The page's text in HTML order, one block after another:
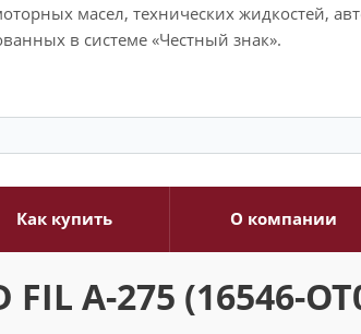
масел, технических жидкостей,
в системе «Честный знак».
Как купить О компании
A-275 (16546-